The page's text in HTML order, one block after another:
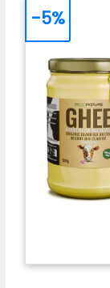
-5%